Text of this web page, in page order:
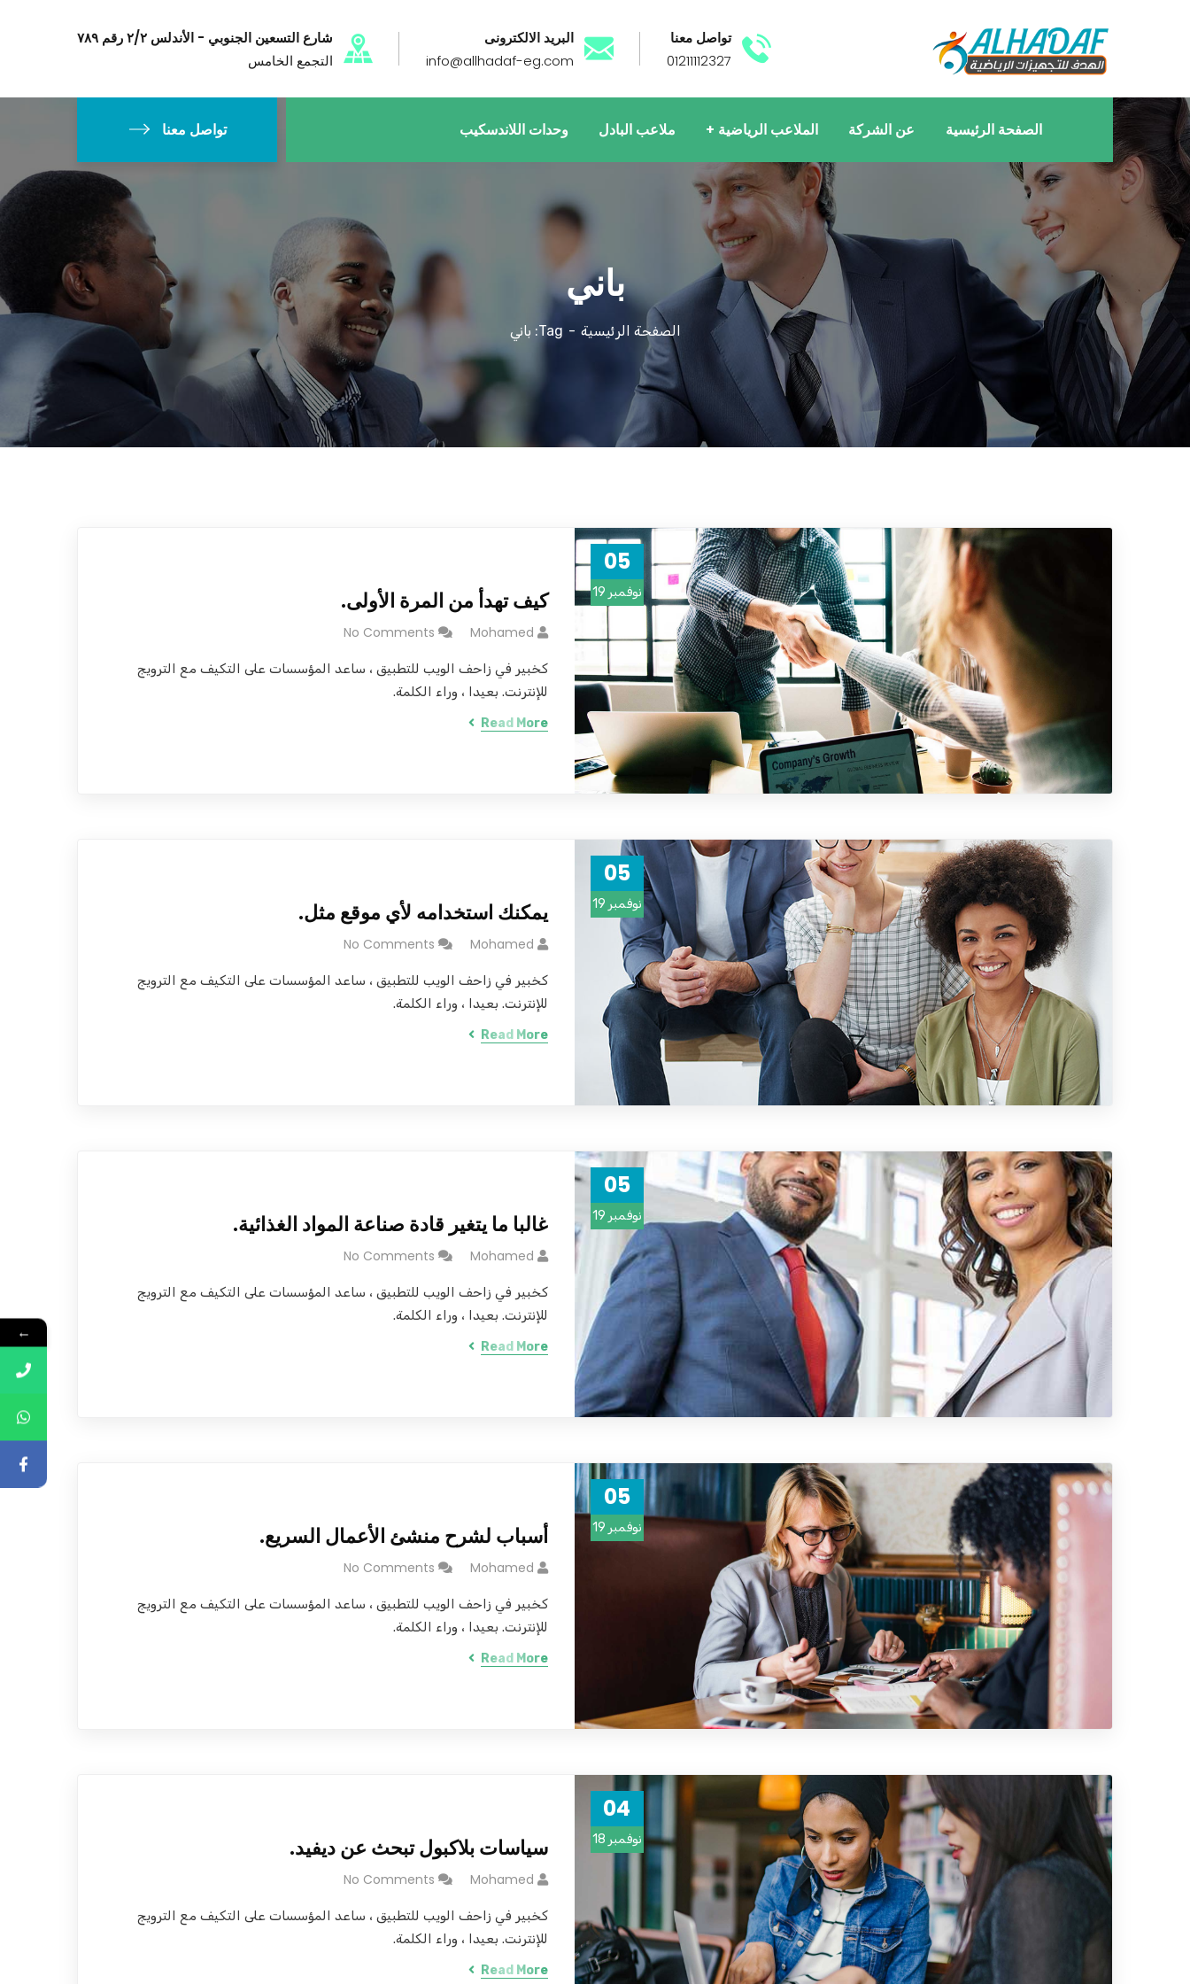
تواصل معنا
01211112327
البريد الالكترونى
info@allhadaf-eg.com
شارع التسعين الجنوبي - الأندلس ٢/٢ رقم ٧٨٩
التجمع الخامس
الصفحة الرئيسية عن الشركة الملاعب الرياضية ملاعب البادل وحدات اللاندسكيب تواصل معنا
باني
الصفحة الرئيسية Tag: باني
05
نوفمبر 19 كيف تهدأ من المرة الأولى.
Mohamed
No Comments
كخبير في زاحف الويب للتطبيق ، ساعد المؤسسات على التكيف مع الترويج
للإنترنت. بعيدا ، وراء الكلمة.
Read More
05
نوفمبر 19 يمكنك استخدامه لأي موقع مثل.
Mohamed
No Comments
كخبير في زاحف الويب للتطبيق ، ساعد المؤسسات على التكيف مع الترويج
للإنترنت. بعيدا ، وراء الكلمة.
Read More
05
نوفمبر 19 غالبا ما يتغير قادة صناعة المواد الغذائية.
Mohamed
No Comments
كخبير في زاحف الويب للتطبيق ، ساعد المؤسسات على التكيف مع الترويج
للإنترنت. بعيدا ، وراء الكلمة.
Read More
05
نوفمبر 19 أسباب لشرح منشئ الأعمال السريع.
Mohamed
No Comments
كخبير في زاحف الويب للتطبيق ، ساعد المؤسسات على التكيف مع الترويج
للإنترنت. بعيدا ، وراء الكلمة.
Read More
04
نوفمبر 18 سياسات بلاكبول تبحث عن ديفيد.
Mohamed
No Comments
كخبير في زاحف الويب للتطبيق ، ساعد المؤسسات على التكيف مع الترويج
للإنترنت. بعيدا ، وراء الكلمة.
Read More
←